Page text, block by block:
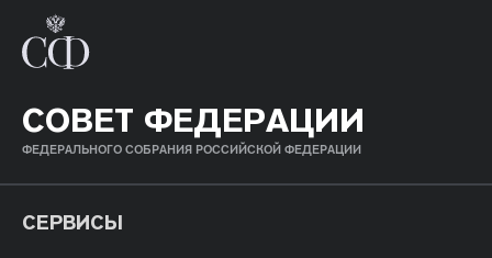
СОВЕТ ФЕДЕРАЦИИ
ФЕДЕРАЛЬНОГО СОБРАНИЯ РОССИЙСКОЙ ФЕДЕРАЦИИ
СЕРВИСЫ